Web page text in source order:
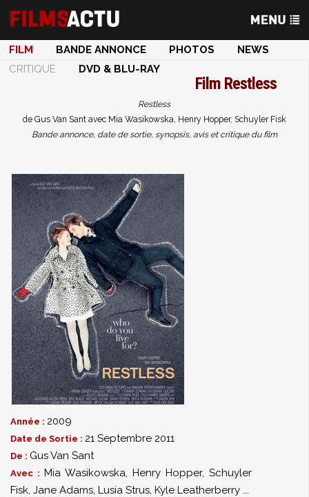
FILM BANDE ANNONCE PHOTOS
NEWS
CRITIQUE
DVD & BLU-RAY
Film Restless
Restless
de Gus Van Sant avec Mia Wasikowska, Henry Hopper, Schuyler Fisk
Bande annonce, date de sortie, synopsis, avis et critique du film
Année : 2009
Date de Sortie : 21 Septembre 2011
De : Gus Van Sant
Avec : Mia Wasikowska, Henry Hopper, Schuyler
Fisk, Jane Adams, Lusia Strus, Kyle Leatherberry ...